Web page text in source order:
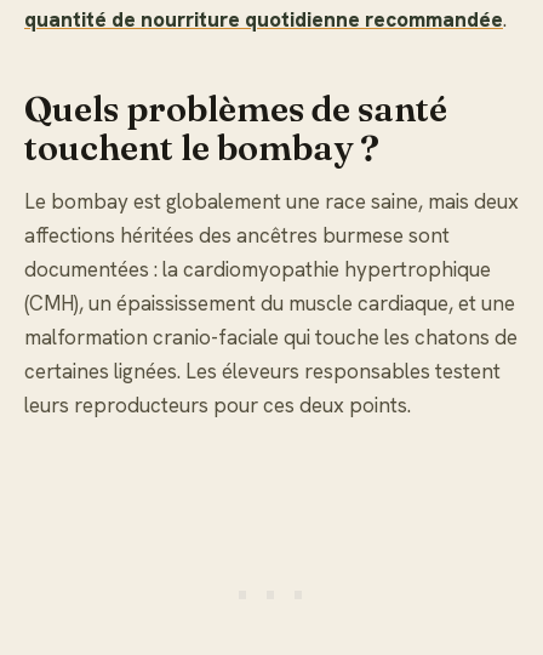
quantité de nourriture quotidienne recommandée.
Quels problèmes de santé
touchent le bombay ?
Le bombay est globalement une race saine, mais deux
affections héritées des ancêtres burmese sont
documentées : la cardiomyopathie hypertrophique
(CMH), un épaississement du muscle cardiaque, et une
malformation cranio-faciale qui touche les chatons de
certaines lignées. Les éleveurs responsables testent
leurs reproducteurs pour ces deux points.